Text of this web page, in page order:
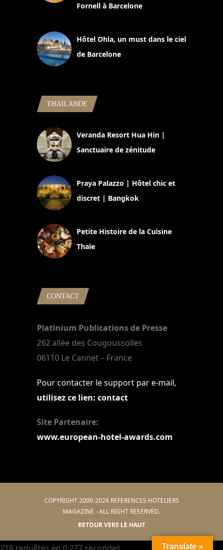
Fornell à Barcelone
Hôtel Ohla, un must dans le ciel
de Barcelone
THAILANDE
Veranda Resort Hua Hin |
Sanctuaire de zénitude
Praya Palazzo | Hôtel chic et
discret | Bangkok
Petite Histoire de la Cuisine
Thaïe
CONTACT
Platinium Publications de Presse
262 allée des Cougoussolles
06110 Le Cannet – France
Pour contacter le support par e-mail,
utilisez ce lien: contact
Site Partenaire:
www.european-hotel-awards.com
COPYRIGHT 2000-2026 REFERENCES HOTELIERS
MAGAZINE - ALL RIGHT RESERVED.
RETOUR VERS LE HAUT
Translate »